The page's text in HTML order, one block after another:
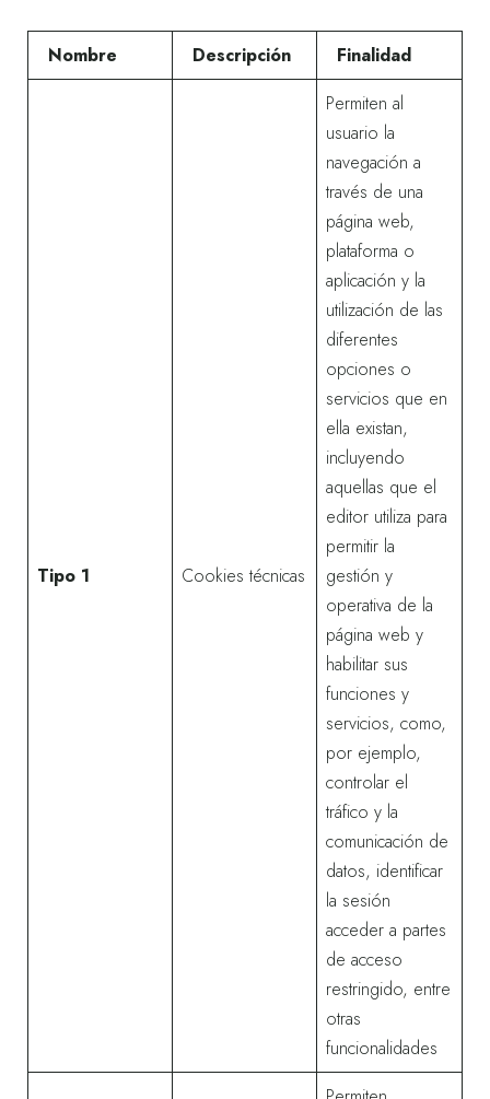
Nombre Descripción Finalidad
Tipo 1 Cookies técnicas
Permiten al
usuario la
navegación a
través de una
página web,
plataforma o
aplicación y la
utilización de las
diferentes
opciones o
servicios que en
ella existan,
incluyendo
aquellas que el
editor utiliza para
permitir la
gestión y
operativa de la
página web y
habilitar sus
funciones y
servicios, como,
por ejemplo,
controlar el
tráfico y la
comunicación de
datos, identificar
la sesión
acceder a partes
de acceso
restringido, entre
otras
funcionalidades